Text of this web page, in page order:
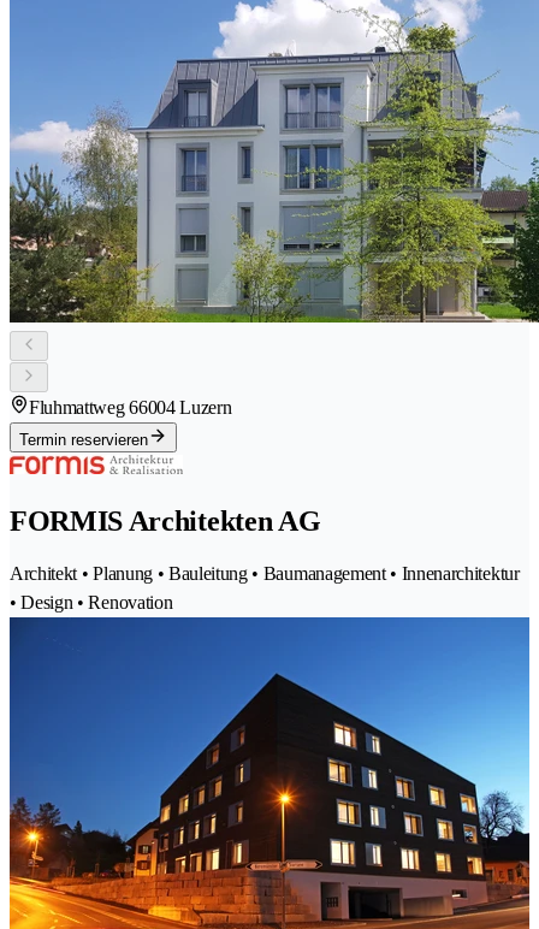
Fluhmattweg 66004 Luzern
Termin reservieren
FORMIS Architekten AG
Architekt • Planung • Bauleitung • Baumanagement • Innenarchitektur
• Design • Renovation